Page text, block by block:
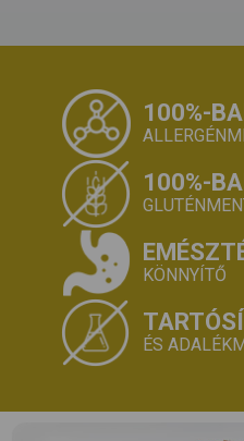
100%-
100%-
KÖNNYÍTŐ
ÉS